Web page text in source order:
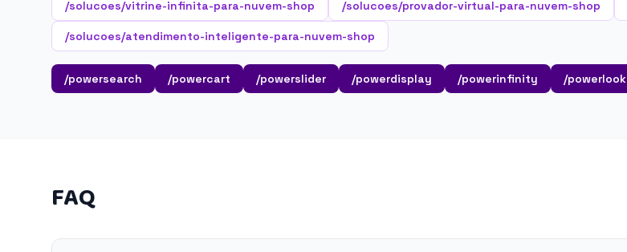
/solucoes/vitrine-infinita-para-nuvem-shop /solucoes/provador-virtual-para-nuvem-shop
/solucoes/atendimento-inteligente-para-nuvem-shop
/powersearch /powercart /powerslider /powerdisplay /powerinfinity /powerlook
FAQ